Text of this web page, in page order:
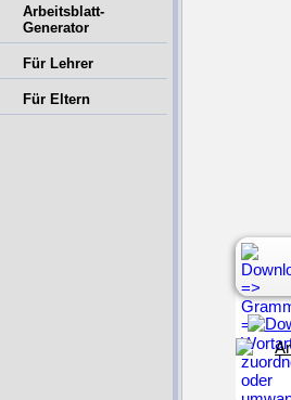
Arbeitsblatt-
Generator
Für Lehrer
Für Eltern